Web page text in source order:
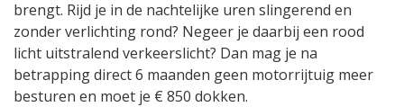
brengt. Rijd je in de nachtelijke uren slingerend en
zonder verlichting rond? Negeer je daarbij een rood
licht uitstralend verkeerslicht? Dan mag je na
betrapping direct 6 maanden geen motorrijtuig meer
besturen en moet je € 850 dokken.